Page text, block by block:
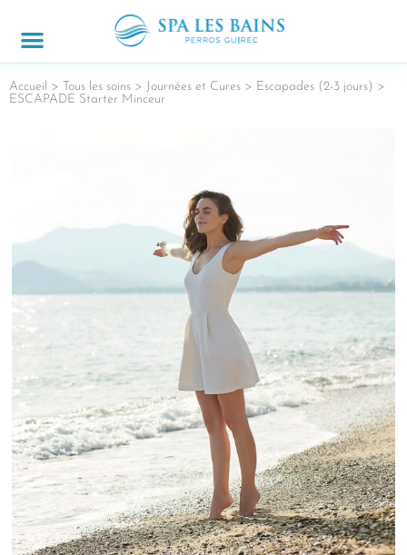
Accueil > Tous les soins > Journées et Cures > Escapades (2-3 jours) >
ESCAPADE Starter Minceur